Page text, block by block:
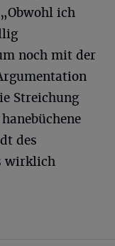
ich
noch mit der
Streichung
des
wirklich